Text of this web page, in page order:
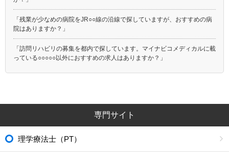
「残業が少なめの病院をJR○○線の沿線で探していますが、おすすめの病
院はありますか？」
「訪問リハビリの募集を都内で探しています。マイナビコメディカルに載
っている○○○○○以外におすすめの求人はありますか？」
専門サイト
理学療法士（PT）